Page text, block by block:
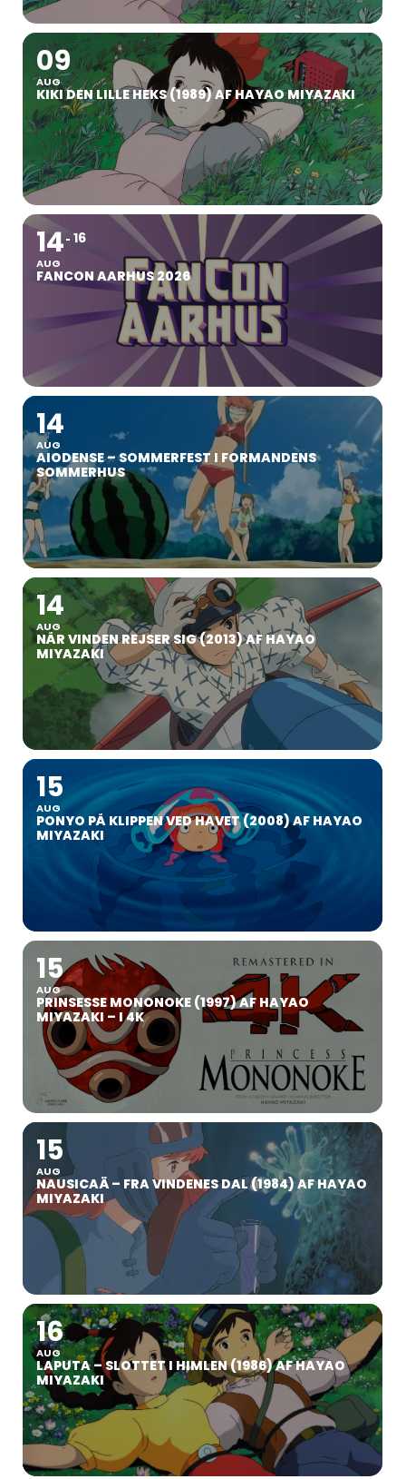
09
AUG
KIKI DEN LILLE HEKS (1989) AF HAYAO MIYAZAKI
14
AUG
16
FANCON AARHUS 2026
14
AUG
AIODENSE – SOMMERFEST I FORMANDENS
SOMMERHUS
14
AUG
NÅR VINDEN REJSER SIG (2013) AF HAYAO
MIYAZAKI
15
AUG
PONYO PÅ KLIPPEN VED HAVET (2008) AF HAYAO
MIYAZAKI
15
AUG
PRINSESSE MONONOKE (1997) AF HAYAO
MIYAZAKI – I 4K
15
AUG
NAUSICAÄ – FRA VINDENES DAL (1984) AF HAYAO
MIYAZAKI
16
AUG
LAPUTA – SLOTTET I HIMLEN (1986) AF HAYAO
MIYAZAKI